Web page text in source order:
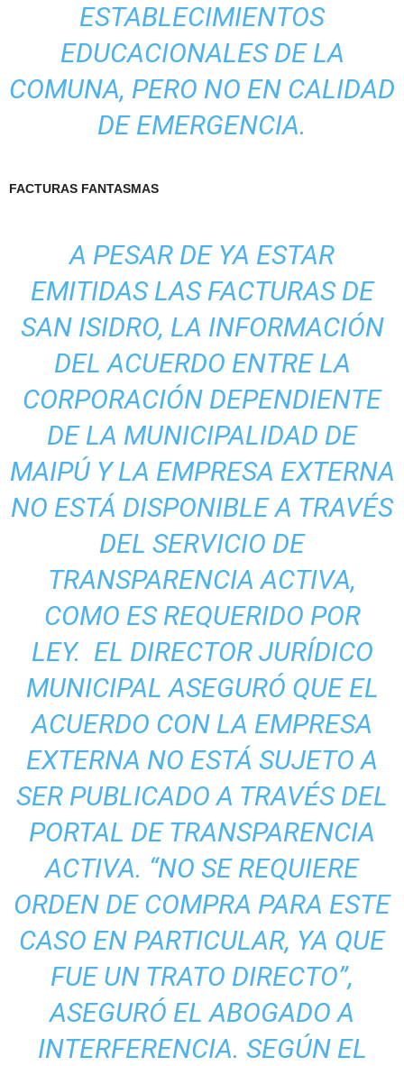
ESTABLECIMIENTOS
EDUCACIONALES DE LA
COMUNA, PERO NO EN CALIDAD
DE EMERGENCIA.
FACTURAS FANTASMAS
A PESAR DE YA ESTAR
EMITIDAS LAS FACTURAS DE
SAN ISIDRO, LA INFORMACIÓN
DEL ACUERDO ENTRE LA
CORPORACIÓN DEPENDIENTE
DE LA MUNICIPALIDAD DE
MAIPÚ Y LA EMPRESA EXTERNA
NO ESTÁ DISPONIBLE A TRAVÉS
DEL SERVICIO DE
TRANSPARENCIA ACTIVA,
COMO ES REQUERIDO POR
LEY. EL DIRECTOR JURÍDICO
MUNICIPAL ASEGURÓ QUE EL
ACUERDO CON LA EMPRESA
EXTERNA NO ESTÁ SUJETO A
SER PUBLICADO A TRAVÉS DEL
PORTAL DE TRANSPARENCIA
ACTIVA. “NO SE REQUIERE
ORDEN DE COMPRA PARA ESTE
CASO EN PARTICULAR, YA QUE
FUE UN TRATO DIRECTO”,
ASEGURÓ EL ABOGADO A
INTERFERENCIA. SEGÚN EL